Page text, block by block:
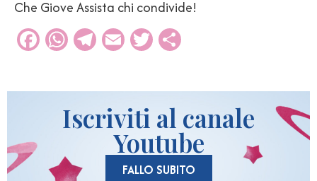
Che Giove Assista chi condivide!
Facebook
WhatsApp
Telegram
EmailTwitter
Iscriviti al canale
Youtube
FALLO SUBITO